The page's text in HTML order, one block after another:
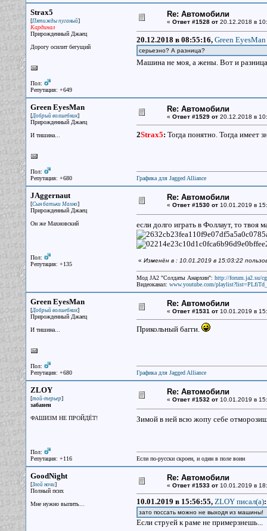
Strax5
[Пятижды пуганый]
Кардинал
Прирожденный Джаец
Дорогу осилит бегущий
Пол:
Репутация: +649
Re: Автомобили
« Ответ #1528 от20.12.2018 в
20.12.2018 в 08:55:16, Green EyesMan
серьезно? А разница?
Машина не моя, а жены. Вот и
Green EyesMan
[Добрый волшебник]
Прирожденный Джаец
И тишина...
Пол:
Репутация: +680
Re: Автомобили
« Ответ #1529 от20.12.2018 в
2Strax5: Тогда понятно. Тогда имеет
Графика для Jagged Alliance
JAggernaut
[Сын батьки Махно]
Прирожденный Джаец
Он же Махновский
Пол:
Репутация: +135
Re: Автомобили
« Ответ #1530 от10.01.2019 в
если долго играть в Фоллаут, то твоя
« Изменён в : 10.01.2019 в 15:03:22
Мод JA2 "Солдаты Анархии": http://forum.ja2.su/
Видеоканал: www.youtube.com/
Green EyesMan
[Добрый волшебник]
Прирожденный Джаец
И тишина...
Пол:
Репутация: +680
Re: Автомобили
« Ответ #1531 от10.01.2019 в
Прикольный багги.
Графика для Jagged Alliance
ZLOY
[той-терьер]
забанен
ФАШИЗМ НЕ ПРОЙДЁТ!
Пол:
Репутация: +116
Re: Автомобили
« Ответ #1532 от10.01.2019 в
Зимой в ней всю жопу себе
Если по-русски скроен, и один в поле воин
GoodNight
[Злой ночи]
Полный псих
Мне нужно выпить...
Re: Автомобили
« Ответ #1533 от10.01.2019 в
10.01.2019 в 15:56:55, ZLOY писал(a):
зато поссать можно не выходя из машины!
Если струей к раме не примерзнешь...